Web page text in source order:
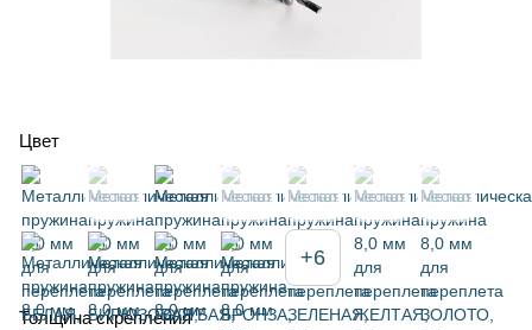
Цвет
+6
Толщина скрепления